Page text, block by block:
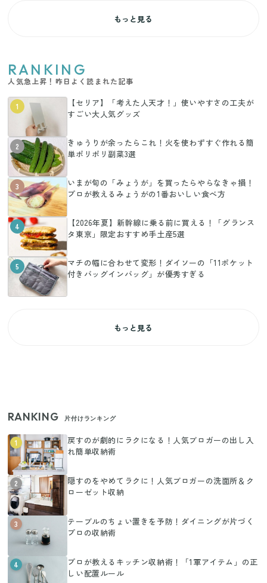
もっと見る
RANKING
人気急上昇！昨日よく読まれた記事
1
【セリア】「考えた人天才！」使いやすさの工夫が
すごい大人気グッズ
2
きゅうりが余ったらこれ！火を使わずすぐ作れる簡
単ポリポリ副菜3選
3
いまが旬の「みょうが」を買ったらやらなきゃ損！
プロが教えるみょうがの1番おいしい食べ方
4
【2026年夏】新幹線に乗る前に買える！「グランス
タ東京」限定おすすめ手土産5選
5
マチの幅に合わせて変形！ダイソーの「11ポケット
付きバッグインバッグ」が優秀すぎる
もっと見る
RANKING 片付けランキング
1
戻すのが劇的にラクになる！人気ブロガーの出し入
れ簡単収納術
2
隠すのをやめてラクに！人気ブロガーの洗面所＆ク
ローゼット収納
3
テーブルのちょい置きを予防！ダイニングが片づく
プロの収納術
4
プロが教えるキッチン収納術！「1軍アイテム」の正
しい配置ルール